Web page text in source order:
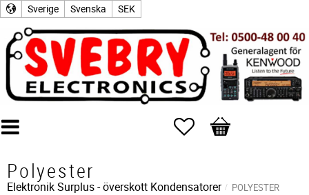
Sverige Svenska SEK
Favoriter
Kundvagn
Polyester
Elektronik Surplus - överskott Kondensatorer POLYESTER